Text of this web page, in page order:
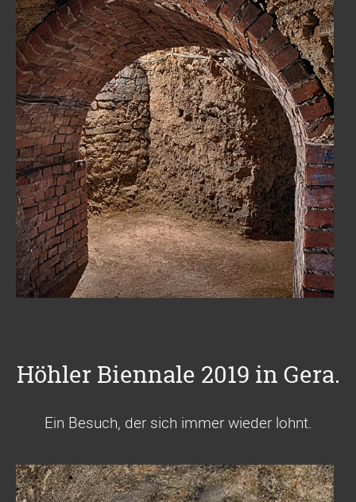
Höhler Biennale 2019 in Gera.
Ein Besuch, der sich immer wieder lohnt.